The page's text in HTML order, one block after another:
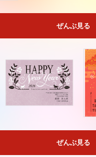
ぜんぶ見る
ぜんぶ見る